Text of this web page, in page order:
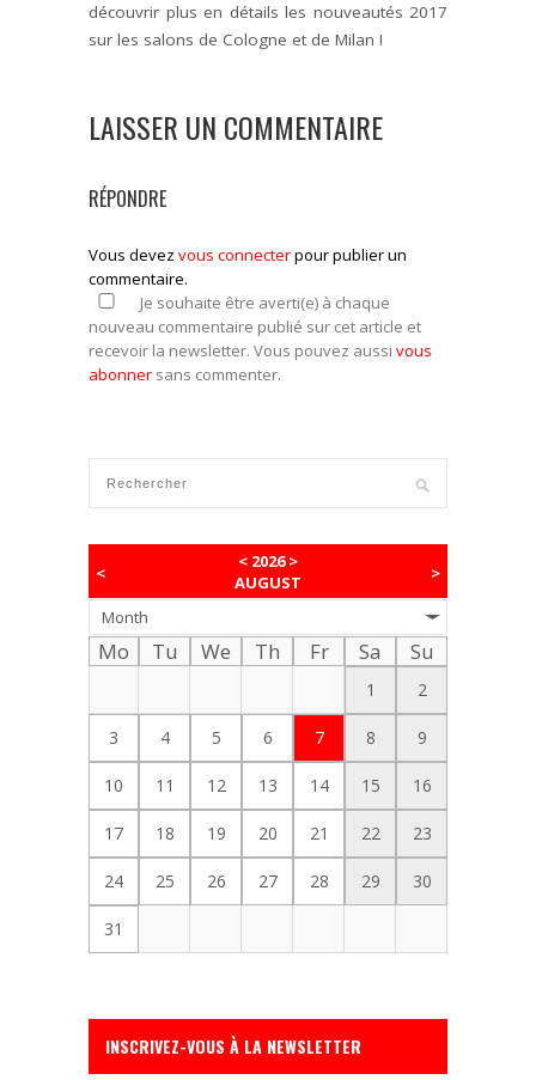
découvrir plus en détails les nouveautés 2017
sur les salons de Cologne et de Milan !
LAISSER UN COMMENTAIRE
RÉPONDRE
Vous devez vous connecterpour publier un
commentaire.
Je souhaite être averti(e) à chaque
nouveau commentaire publié sur cet article et
recevoir la newsletter. Vous pouvez aussi vous
abonner sans commenter.
<
< 2026>
AUGUST
>
Month
Mo Tu We Th Fr Sa Su
1 2
3 4 5 6 7 8 9
10 11 12 13 14 15 16
17 18 19 20 21 22 23
24 25 26 27 28 29 30
31
INSCRIVEZ-VOUS À LA NEWSLETTER